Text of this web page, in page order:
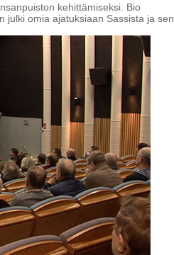
kehittämiseksi. Bio
julki omia ajatuksiaan Sassista ja sen